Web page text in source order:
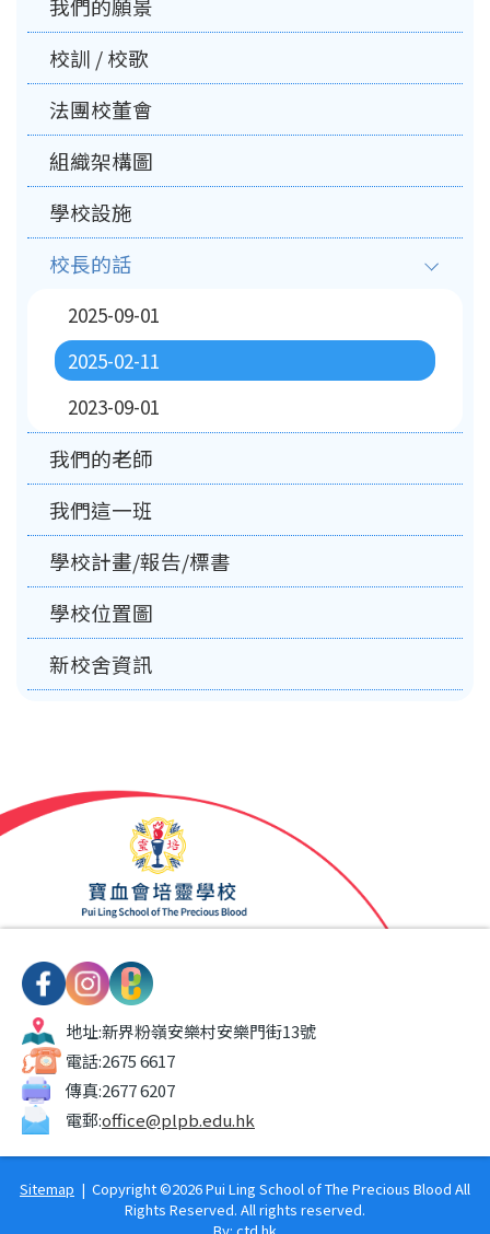
我們的願景
校訓 / 校歌
法團校董會
組織架構圖
學校設施
校長的話
2025-09-01
2025-02-11
2023-09-01
我們的老師
我們這一班
學校計畫/報告/標書
學校位置圖
新校舍資訊
地址:新界粉嶺安樂村安樂門街13號
電話:2675 6617
傳真:2677 6207
電郵:office@plpb.edu.hk
Sitemap | Copyright ©2026 Pui Ling School of The Precious Blood All
Rights Reserved. All rights reserved.
By: ctd.hk